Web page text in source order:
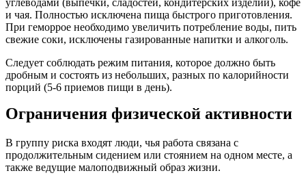
углеводами (выпечки, сладостей, кондитерских изделий), кофе
и чая. Полностью исключена пища быстрого приготовления.
При геморрое необходимо увеличить потребление воды, пить
свежие соки, исключены газированные напитки и алкоголь.
Следует соблюдать режим питания, которое должно быть
дробным и состоять из небольших, разных по калорийности
порций (5-6 приемов пищи в день).
Ограничения физической активности
В группу риска входят люди, чья работа связана с
продолжительным сидением или стоянием на одном месте, а
также ведущие малоподвижный образ жизни.